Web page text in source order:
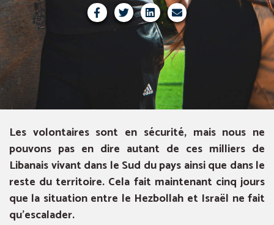
Les volontaires sont en sécurité, mais nous ne
pouvons pas en dire autant de ces milliers de
Libanais vivant dans le Sud du pays ainsi que dans le
reste du territoire. Cela fait maintenant cinq jours
que la situation entre le Hezbollah et Israël ne fait
qu’escalader.